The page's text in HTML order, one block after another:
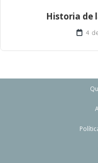
Historia de
4